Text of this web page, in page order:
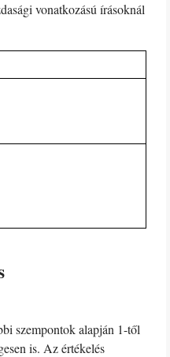
vonatkozású írásoknál
szempontok alapján 1-től
is. Az értékelés